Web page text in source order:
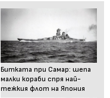
Битката при Самар: шепа
малки кораби спря най-
тежкия флот на Япония